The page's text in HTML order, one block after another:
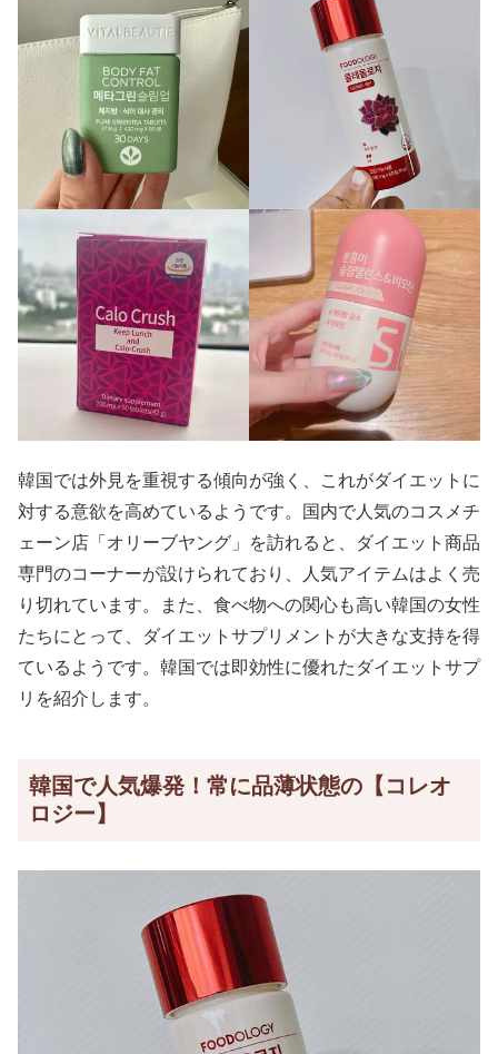
韓国では外見を重視する傾向が強く、これがダイエットに
対する意欲を高めているようです。国内で人気のコスメチ
ェーン店「オリーブヤング」を訪れると、ダイエット商品
専門のコーナーが設けられており、人気アイテムはよく売
り切れています。また、食べ物への関心も高い韓国の女性
たちにとって、ダイエットサプリメントが大きな支持を得
ているようです。韓国では即効性に優れたダイエットサプ
リを紹介します。
韓国で人気爆発！常に品薄状態の【コレオ
ロジー】